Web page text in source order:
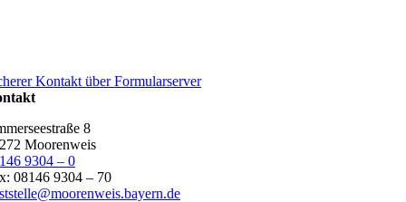
Kontakt über Formularserver
8
Moorenweis
9304 – 0
08146 9304 – 70